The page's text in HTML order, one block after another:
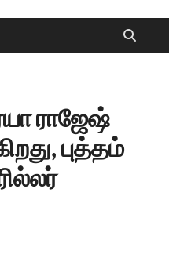
ராஜேஷ்
புத்தம்